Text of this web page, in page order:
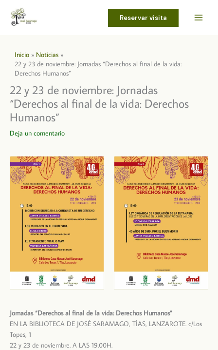
contenido
Reservar visita
Inicio
Noticias
22 y 23 de noviembre: Jornadas “Derechos al final de la vida:
Derechos Humanos”
22 y 23 de noviembre: Jornadas
“Derechos al final de la vida: Derechos
Humanos”
Deja un comentario
Jornadas “Derechos al final de la vida: Derechos Humanos”
EN LA BIBLIOTECA DE JOSÉ SARAMAGO, TÍAS, LANZAROTE. c/Los
Topes, 1
22 y 23 de noviembre. A LAS 19.00H.